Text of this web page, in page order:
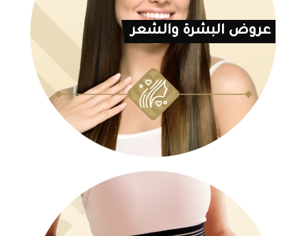
عروض البشرة والشعر